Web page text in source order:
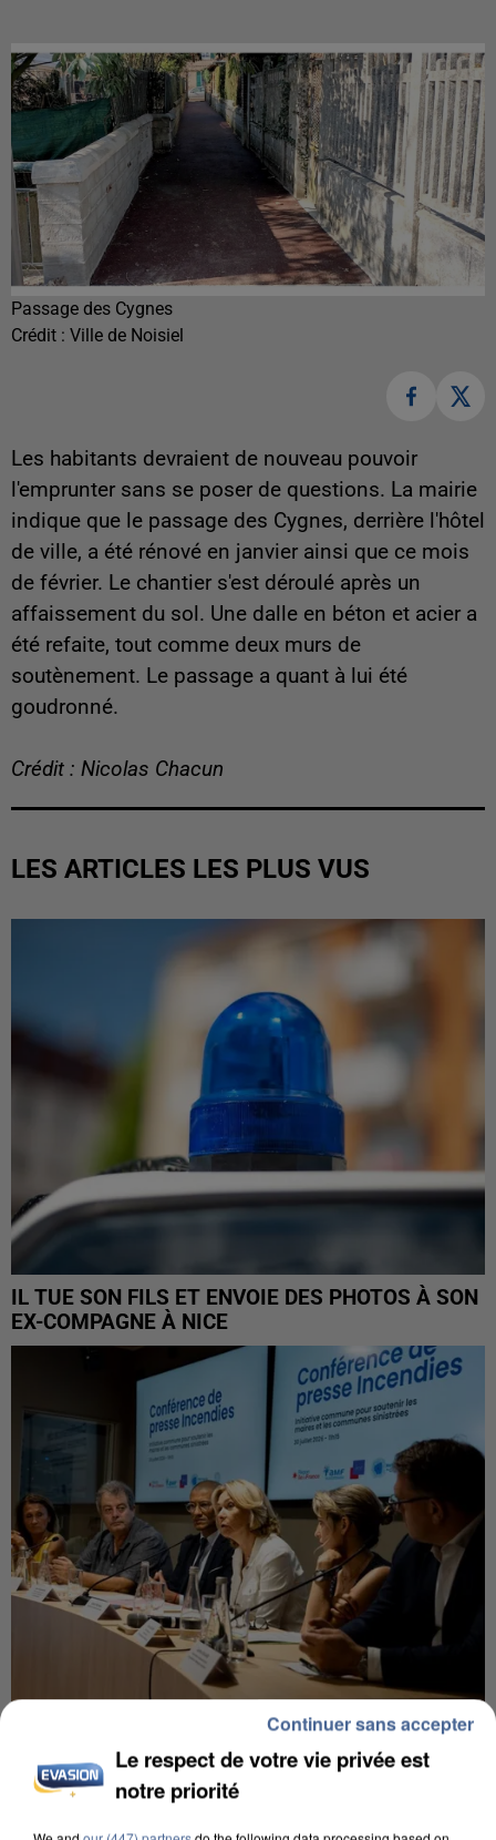
Passage des Cygnes
Crédit : Ville de Noisiel
Les habitants devraient de nouveau pouvoir
l'emprunter sans se poser de questions. La mairie
indique que le passage des Cygnes, derrière l'hôtel
de ville, a été rénové en janvier ainsi que ce mois
de février. Le chantier s'est déroulé après un
affaissement du sol. Une dalle en béton et acier a
été refaite, tout comme deux murs de
soutènement. Le passage a quant à lui été
goudronné.
Crédit : Nicolas Chacun
LES ARTICLES LES PLUS VUS
IL TUE SON FILS ET ENVOIE DES PHOTOS À SON
EX-COMPAGNE À NICE
INCENDIES : L’ÎLE-DE-FRANCE LANCE UN ÉLAN
DE SOLIDARITÉ AVEC LES...
Le respect de votre vie privée est
notre priorité
Continuer sans accepter